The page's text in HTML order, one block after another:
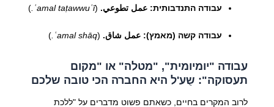
עבודה התנדבותית: عمل تطوعي. (
ʿamal taṭawwuʿī.
)
עבודה קשה (מאמץ): عمل شاق. (
ʿamal shāq.
)
עבודה "יומיומית", "מטלה" או "מקום
תעסוקה": שֻע'ל היא החברה הכי טובה שלכם
לרוב המקרים בחיים, כשאתם פשוט מדברים על "ללכת